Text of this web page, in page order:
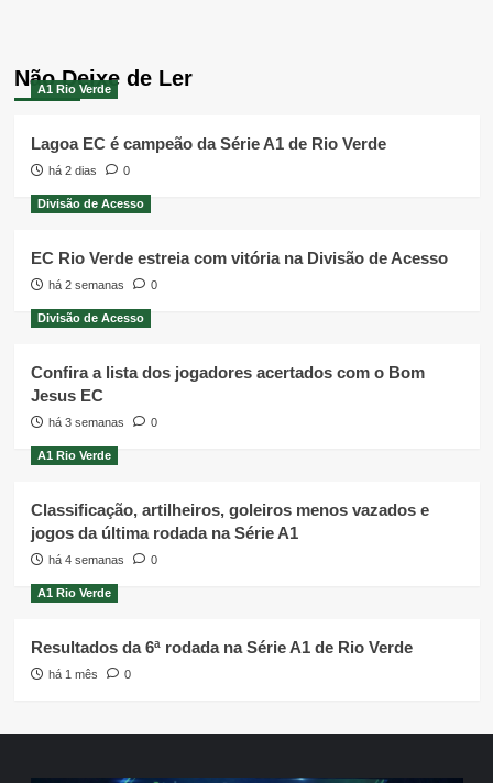
Não Deixe de Ler
A1 Rio Verde
Lagoa EC é campeão da Série A1 de Rio Verde
há 2 dias 0
Divisão de Acesso
EC Rio Verde estreia com vitória na Divisão de Acesso
há 2 semanas 0
Divisão de Acesso
Confira a lista dos jogadores acertados com o Bom
Jesus EC
há 3 semanas 0
A1 Rio Verde
Classificação, artilheiros, goleiros menos vazados e
jogos da última rodada na Série A1
há 4 semanas 0
A1 Rio Verde
Resultados da 6ª rodada na Série A1 de Rio Verde
há 1 mês 0